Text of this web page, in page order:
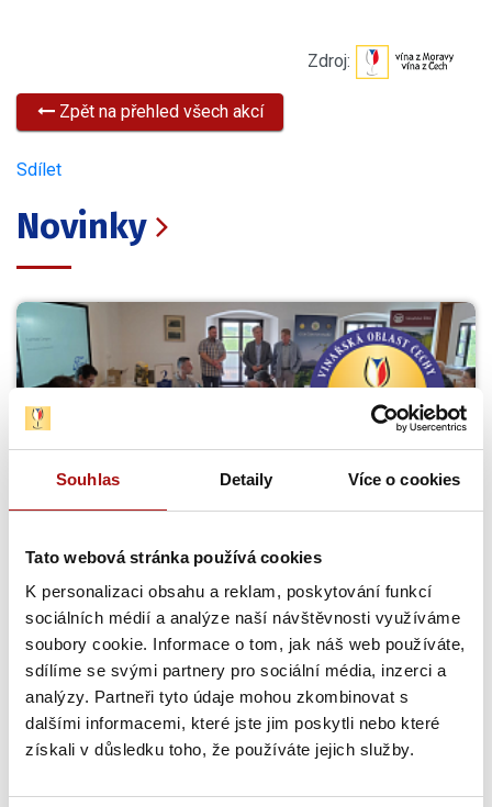
Souhlas Detaily Více o cookies
Tato webová stránka používá cookies
K personalizaci obsahu a reklam, poskytování funkcí
sociálních médií a analýze naší návštěvnosti využíváme
soubory cookie. Informace o tom, jak náš web používáte,
sdílíme se svými partnery pro sociální média, inzerci a
analýzy. Partneři tyto údaje mohou zkombinovat s
dalšími informacemi, které jste jim poskytli nebo které
získali v důsledku toho, že používáte jejich služby.
Zdroj:
Zpět na přehled všech akcí
Sdílet
Novinky
Šampionem Národní soutěže vín v Čechách
Národní soutěž vín zahájila letošní sezónu opět hodnocením
vín z vinařské oblasti Čechy. Titul Šampiona a zároveň…
31. 7. 2026
NVC